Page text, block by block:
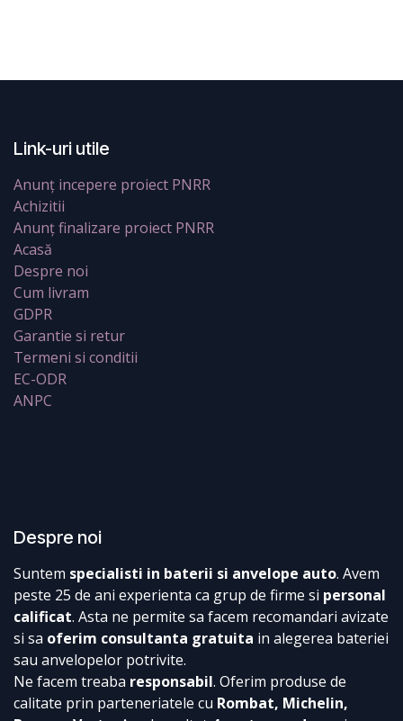
Link-uri utile
Anunț incepere proiect PNRR
Achizitii
Anunț finalizare proiect PNRR
Acasă
Despre noi
Cum livram
GDPR
Garantie si retur
Termeni si conditii
EC-ODR
ANPC
Despre noi
Suntem specialisti in baterii si anvelope auto. Avem
peste 25 de ani experienta ca grup de firme si personal
calificat. Asta ne permite sa facem recomandari avizate
si sa oferim consultanta gratuita in alegerea bateriei
sau anvelopelor potrivite.
Ne facem treaba responsabil. Oferim produse de
calitate prin parteneriatele cu Rombat, Michelin,